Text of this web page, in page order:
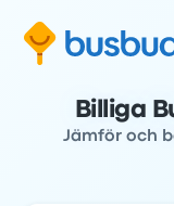
Billiga
Jämför och